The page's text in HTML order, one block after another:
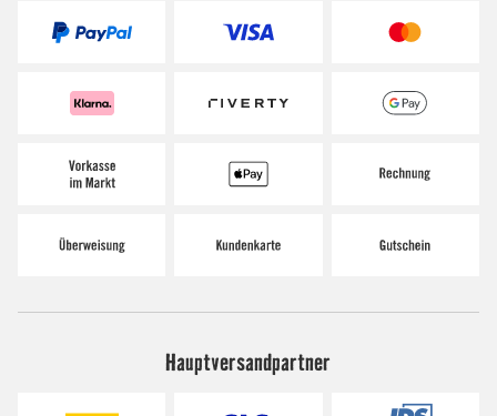
Hauptversandpartner